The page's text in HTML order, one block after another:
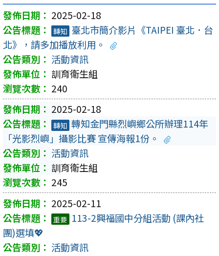
2025-02-18
轉知 臺北市簡介影片《TAIPEI 臺北．台
北》，請多加播放利用。
活動資訊
訓育衛生組
240
2025-02-18
轉知 轉知金門縣烈嶼鄉公所辦理114年
「光影烈嶼」攝影比賽 宣傳海報1份。
活動資訊
訓育衛生組
245
2025-02-11
重要 113-2興福國中分組活動 (課內社
團)選填💖
活動資訊